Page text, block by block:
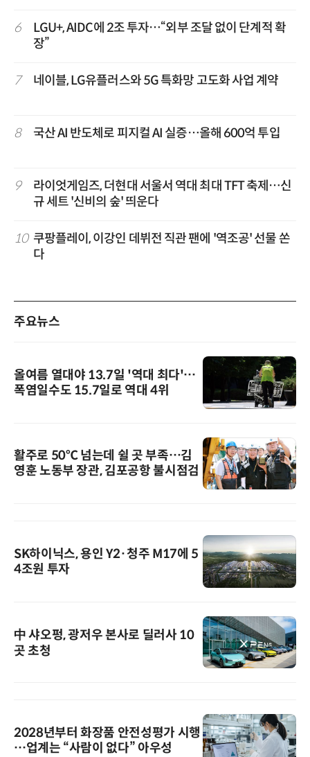
6
LGU+, AIDC에 2조 투자…“외부 조달 없이 단계적 확
장”
7 네이블, LG유플러스와 5G 특화망 고도화 사업 계약
8 국산 AI 반도체로 피지컬 AI 실증…올해 600억 투입
9
라이엇게임즈, 더현대 서울서 역대 최대 TFT 축제…신
규 세트 '신비의 숲' 띄운다
10 쿠팡플레이, 이강인 데뷔전 직관 팬에 '역조공' 선물 쏜
다
주요뉴스
올여름 열대야 13.7일 '역대 최다'…
폭염일수도 15.7일로 역대 4위
활주로 50℃ 넘는데 쉴 곳 부족…김
영훈 노동부 장관, 김포공항 불시점검
SK하이닉스, 용인 Y2·청주 M17에 5
4조원 투자
中 샤오펑, 광저우 본사로 딜러사 10
곳 초청
2028년부터 화장품 안전성평가 시행
…업계는 “사람이 없다” 아우성